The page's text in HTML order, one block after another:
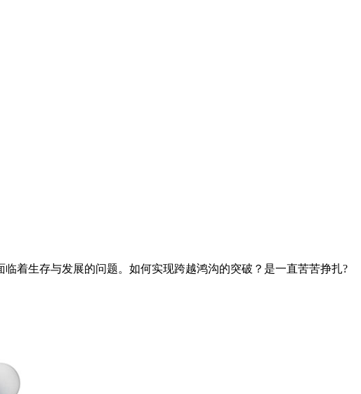
着生存与发展的问题。如何实现跨越鸿沟的突破？是一直苦苦挣扎?